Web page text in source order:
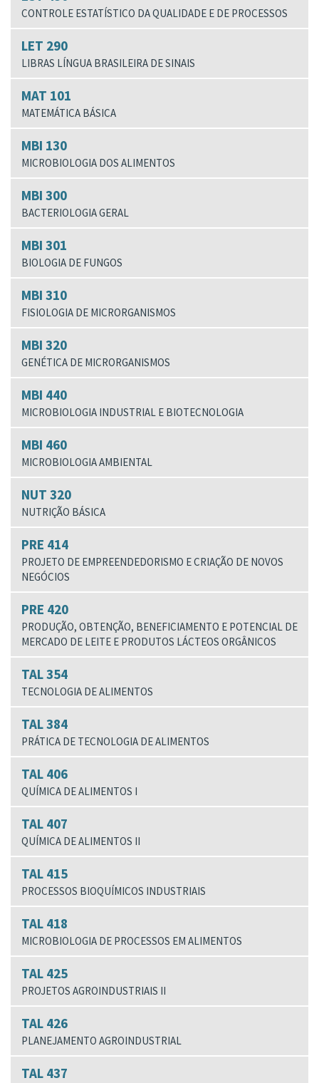
CONTROLE ESTATÍSTICO DA QUALIDADE E DE PROCESSOS
LET 290
LIBRAS LÍNGUA BRASILEIRA DE SINAIS
MAT 101
MATEMÁTICA BÁSICA
MBI 130
MICROBIOLOGIA DOS ALIMENTOS
MBI 300
BACTERIOLOGIA GERAL
MBI 301
BIOLOGIA DE FUNGOS
MBI 310
FISIOLOGIA DE MICRORGANISMOS
MBI 320
GENÉTICA DE MICRORGANISMOS
MBI 440
MICROBIOLOGIA INDUSTRIAL E BIOTECNOLOGIA
MBI 460
MICROBIOLOGIA AMBIENTAL
NUT 320
NUTRIÇÃO BÁSICA
PRE 414
PROJETO DE EMPREENDEDORISMO E CRIAÇÃO DE NOVOS
NEGÓCIOS
PRE 420
PRODUÇÃO, OBTENÇÃO, BENEFICIAMENTO E POTENCIAL DE
MERCADO DE LEITE E PRODUTOS LÁCTEOS ORGÂNICOS
TAL 354
TECNOLOGIA DE ALIMENTOS
TAL 384
PRÁTICA DE TECNOLOGIA DE ALIMENTOS
TAL 406
QUÍMICA DE ALIMENTOS I
TAL 407
QUÍMICA DE ALIMENTOS II
TAL 415
PROCESSOS BIOQUÍMICOS INDUSTRIAIS
TAL 418
MICROBIOLOGIA DE PROCESSOS EM ALIMENTOS
TAL 425
PROJETOS AGROINDUSTRIAIS II
TAL 426
PLANEJAMENTO AGROINDUSTRIAL
TAL 437